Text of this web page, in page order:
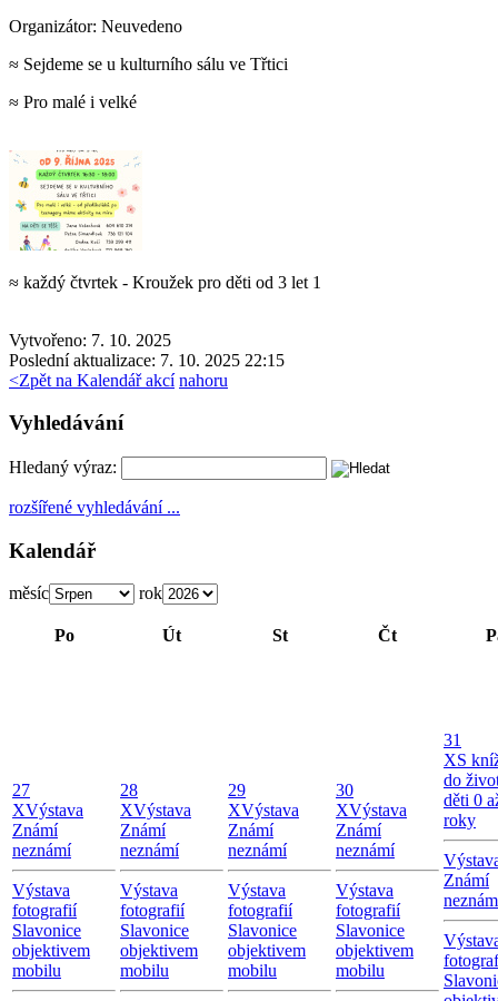
Organizátor: Neuvedeno
≈ Sejdeme se u kulturního sálu ve Třtici
≈ Pro malé i velké
≈ každý čtvrtek - Kroužek pro děti od 3 let 1
Vytvořeno: 7. 10. 2025
Poslední aktualizace: 7. 10. 2025 22:15
<Zpět na Kalendář akcí nahoru
Vyhledávání
Hledaný výraz:
rozšířené vyhledávání ...
Kalendář
měsíc rok
Po Út St Čt
27
XVýstava
Známí
neznámí
Výstava
fotografií
Slavonice
objektivem
mobilu
28
XVýstava
Známí
neznámí
Výstava
fotografií
Slavonice
objektivem
mobilu
29
XVýstava
Známí
neznámí
Výstava
fotografií
Slavonice
objektivem
mobilu
30
XVýstava
Známí
neznámí
Výstava
fotografií
Slavonice
objektivem
mobilu
31
XS
do
děti 0
roky
Známí